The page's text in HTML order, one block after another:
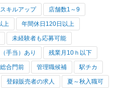
スキルアップ 店舗数1～9
上 年間休日120日以上
未経験者も応募可能
手当）あり 残業月10ｈ以下
総合門前 管理職候補 駅チカ
登録販売者の求人 夏～秋入職可